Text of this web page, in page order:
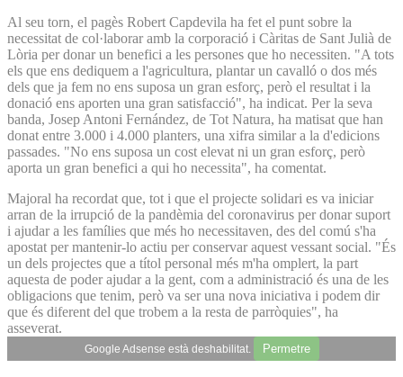
Al seu torn, el pagès Robert Capdevila ha fet el punt sobre la
necessitat de col·laborar amb la corporació i Càritas de Sant Julià de
Lòria per donar un benefici a les persones que ho necessiten. "A tots
els que ens dediquem a l'agricultura, plantar un cavalló o dos més
dels que ja fem no ens suposa un gran esforç, però el resultat i la
donació ens aporten una gran satisfacció", ha indicat. Per la seva
banda, Josep Antoni Fernández, de Tot Natura, ha matisat que han
donat entre 3.000 i 4.000 planters, una xifra similar a la d'edicions
passades. "No ens suposa un cost elevat ni un gran esforç, però
aporta un gran benefici a qui ho necessita", ha comentat.
Majoral ha recordat que, tot i que el projecte solidari es va iniciar
arran de la irrupció de la pandèmia del coronavirus per donar suport
i ajudar a les famílies que més ho necessitaven, des del comú s'ha
apostat per mantenir-lo actiu per conservar aquest vessant social. "És
un dels projectes que a títol personal més m'ha omplert, la part
aquesta de poder ajudar a la gent, com a administració és una de les
obligacions que tenim, però va ser una nova iniciativa i podem dir
que és diferent del que trobem a la resta de parròquies", ha
asseverat.
Google Adsense està deshabilitat. Permetre